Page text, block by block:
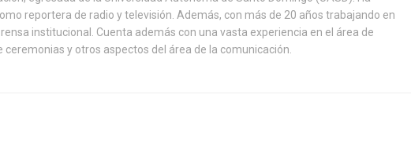
reportera de radio y televisión. Además, con más de 20 años trabajando en
institucional. Cuenta además con una vasta experiencia en el área de
ceremonias y otros aspectos del área de la comunicación.